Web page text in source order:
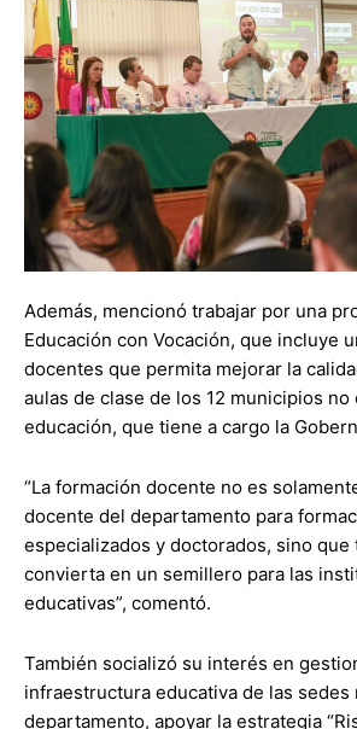
Además, mencionó trabajar por una
Educación con Vocación, que incluye
docentes que permita mejorar la
aulas de clase de los 12 municipios
educación, que tiene a cargo la
“La formación docente no es
docente del departamento para
especializados y doctorados, sino que
convierta en un semillero para las
educativas”, comentó.
También socializó su interés en
infraestructura educativa de las sedes
departamento, apoyar la estrategia